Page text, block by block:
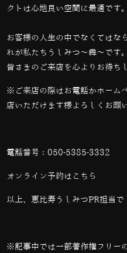
クトは心地良い空間に最適です。
お客様の人生の中でなくてはな
れが私たちうしみつ～犇～です。
皆さまのご来店を心よりお待ち
※ご来店の際はお電話かホーム
店いただけます様よろしくお願
電話番号： 050-5385-3332
オンライン予約は こちら
以上、恵比寿うしみつPR担当で
※記事中では一部著作権フリー